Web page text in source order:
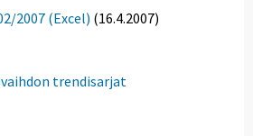
2007 (Excel) (16.4.2007)
trendisarjat